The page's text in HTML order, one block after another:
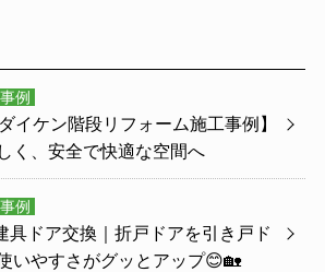
例
イケン階段リフォーム施工事例】
く、安全で快適な空間へ
例
具ドア交換｜折戸ドアを引き戸ド
いやすさがグッとアップ😊🏡